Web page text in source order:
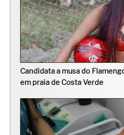
Candidata a musa do
em praia de Costa Verde